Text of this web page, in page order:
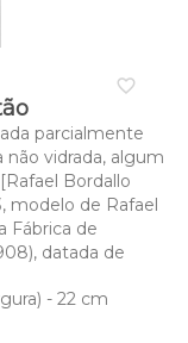
favorite_border
parcialmente
não vidrada, algum
Bordallo
modelo de Rafael
Fábrica de
datada de
- 22 cm